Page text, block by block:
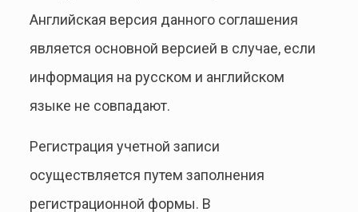
Английская версия данного соглашения
является основной версией в случае, если
информация на русском и английском
языке не совпадают.
Регистрация учетной записи
осуществляется путем заполнения
регистрационной формы. В